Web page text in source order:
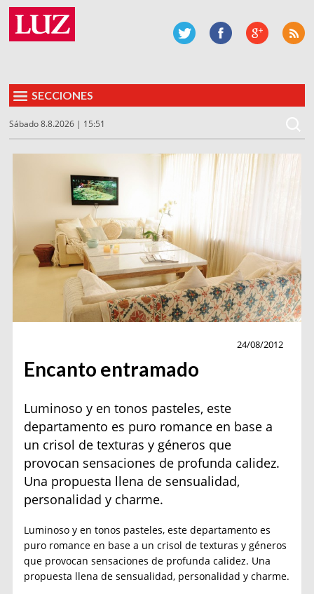
SECCIONES
Sábado 8.8.2026 | 15:51
24/08/2012
Encanto entramado
Luminoso y en tonos pasteles, este
departamento es puro romance en base a
un crisol de texturas y géneros que
provocan sensaciones de profunda calidez.
Una propuesta llena de sensualidad,
personalidad y charme.
Luminoso y en tonos pasteles, este departamento es
puro romance en base a un crisol de texturas y géneros
que provocan sensaciones de profunda calidez. Una
propuesta llena de sensualidad, personalidad y charme.